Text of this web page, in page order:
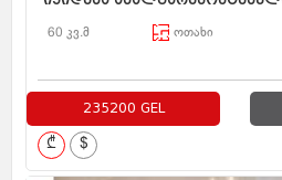
60 კვ.მ ოთახი
235200 GEL
₾ $